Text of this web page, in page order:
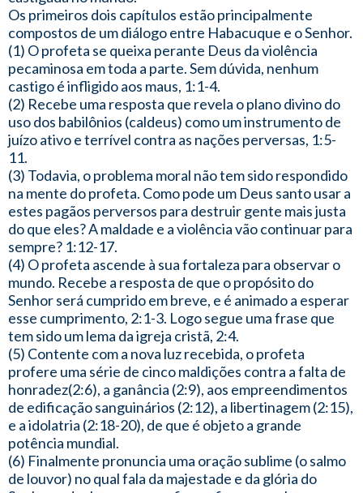
Os primeiros dois capítulos estão principalmente
compostos de um diálogo entre Habacuque e o Senhor.
(1) O profeta se queixa perante Deus da violência
pecaminosa em toda a parte. Sem dúvida, nenhum
castigo é infligido aos maus, 1:1-4.
(2) Recebe uma resposta que revela o plano divino do
uso dos babilônios (caldeus) como um instrumento de
juízo ativo e terrível contra as nações perversas, 1:5-
11.
(3) Todavia, o problema moral não tem sido respondido
na mente do profeta. Como pode um Deus santo usar a
estes pagãos perversos para destruir gente mais justa
do que eles? A maldade e a violência vão continuar para
sempre? 1:12-17.
(4) O profeta ascende à sua fortaleza para observar o
mundo. Recebe a resposta de que o propósito do
Senhor será cumprido em breve, e é animado a esperar
esse cumprimento, 2:1-3. Logo segue uma frase que
tem sido um lema da igreja cristã, 2:4.
(5) Contente com a nova luz recebida, o profeta
profere uma série de cinco maldições contra a falta de
honradez(2:6), a ganância (2:9), aos empreendimentos
de edificação sanguinários (2:12), a libertinagem (2:15),
e a idolatria (2:18-20), de que é objeto a grande
potência mundial.
(6) Finalmente pronuncia uma oração sublime (o salmo
de louvor) no qual fala da majestade e da glória do